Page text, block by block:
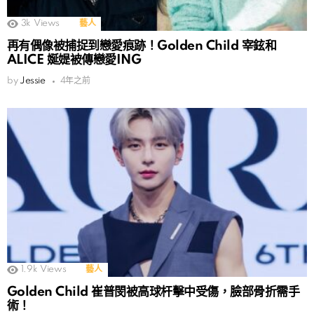
3k Views 藝人
再有偶像被捕捉到戀愛痕跡！Golden Child 宰鉉和
ALICE 娫媞被傳戀愛ING
by Jessie 4年之前
1.9k Views 藝人
Golden Child 崔普閔被高球杆擊中受傷，臉部骨折需手
術！